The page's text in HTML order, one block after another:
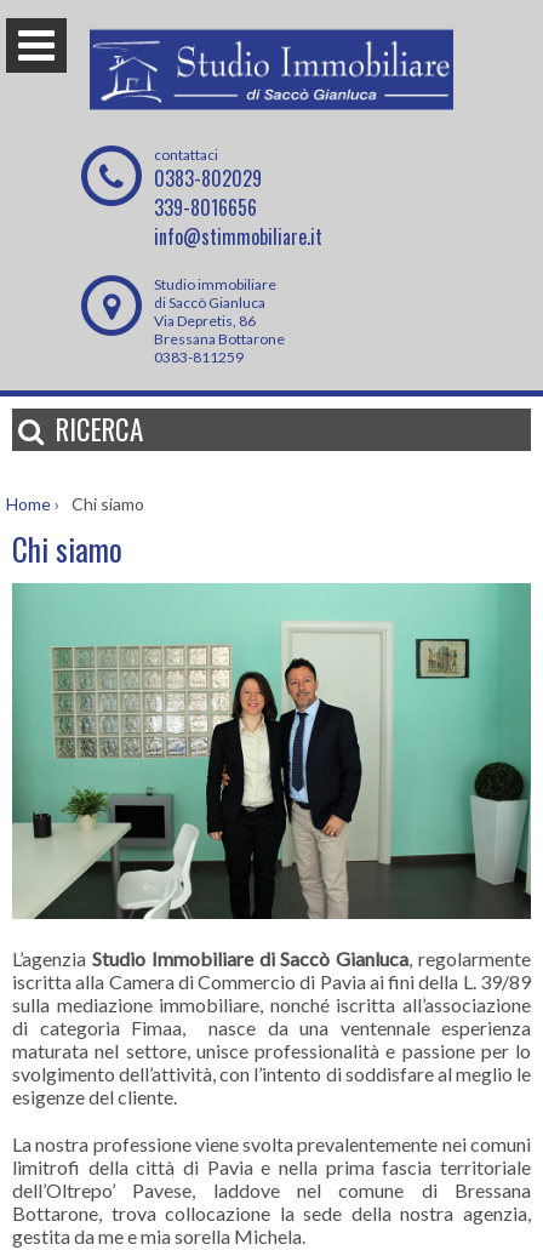
contattaci
0383-802029
339-8016656
info@stimmobiliare.it
Studio immobiliare
di Saccò Gianluca
Via Depretis, 86
Bressana Bottarone
0383-811259
RICERCA
Home› Chi siamo
Chi siamo
L’agenzia Studio Immobiliare di Saccò Gianluca , regolarmente
iscritta alla Camera di Commercio di Pavia ai fini della L. 39/89
sulla mediazione immobiliare, nonché iscritta all’associazione
di categoria Fimaa, nasce da una ventennale esperienza
maturata nel settore, unisce professionalità e passione per lo
svolgimento dell’attività, con l’intento di soddisfare al meglio le
esigenze del cliente
La nostra professione viene svolta prevalentemente nei comuni
limitrofi della città di Pavia e nella prima fascia territoriale
dell’Oltrepo’ Pavese, laddove nel comune di Bressana
Bottarone, trova collocazione la sede della nostra agenzia,
gestita da me e mia sorella Michela.